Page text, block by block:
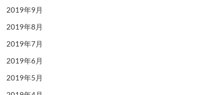
2019年9月
2019年8月
2019年7月
2019年6月
2019年5月